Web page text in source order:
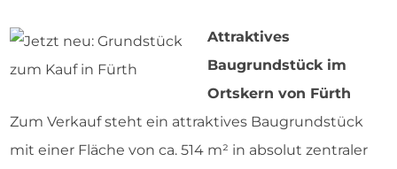
Attraktives
Baugrundstück im
Ortskern von Fürth
Zum Verkauf steht ein attraktives Baugrundstück
mit einer Fläche von ca. 514 m² in absolut zentraler